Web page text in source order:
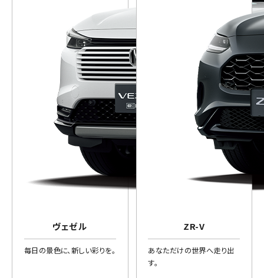
ヴェゼル
毎日の景色に、新しい彩りを。
ZR-V
あなただけの世界へ走り出
す。